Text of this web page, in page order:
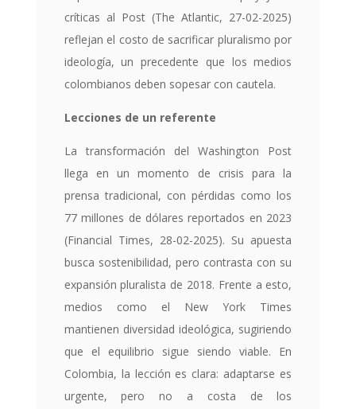
críticas al Post (The Atlantic, 27-02-2025)
reflejan el costo de sacrificar pluralismo por
ideología, un precedente que los medios
colombianos deben sopesar con cautela.
Lecciones de un referente
La transformación del Washington Post
llega en un momento de crisis para la
prensa tradicional, con pérdidas como los
77 millones de dólares reportados en 2023
(Financial Times, 28-02-2025). Su apuesta
busca sostenibilidad, pero contrasta con su
expansión pluralista de 2018. Frente a esto,
medios como el New York Times
mantienen diversidad ideológica, sugiriendo
que el equilibrio sigue siendo viable. En
Colombia, la lección es clara: adaptarse es
urgente, pero no a costa de los